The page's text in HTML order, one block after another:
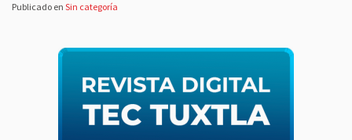
Publicado en Sin categoría